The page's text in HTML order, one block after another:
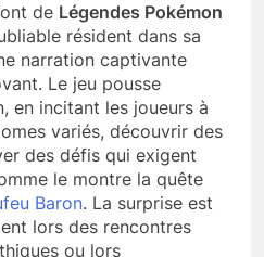
de Légendes Pokémon
résident dans sa
narration captivante
Le jeu pousse
en incitant les joueurs à
variés, découvrir des
des défis qui exigent
le montre la quête
Baron. La surprise est
lors des rencontres
ou lors